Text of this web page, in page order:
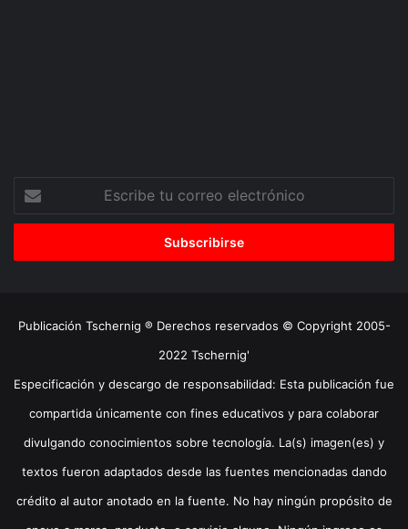
correo
Publicación Tschernig ® Derechos reservados © Copyright 2005-
2022 Tschernig'
Especificación y descargo de responsabilidad: Esta publicación fue
compartida únicamente con fines educativos y para colaborar
divulgando conocimientos sobre tecnología. La(s) imagen(es) y
textos fueron adaptados desde las fuentes mencionadas dando
crédito al autor anotado en la fuente. No hay ningún propósito de